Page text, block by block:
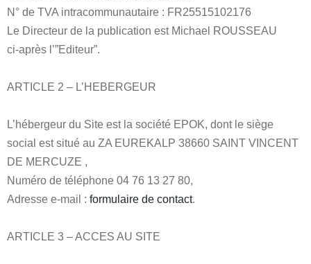
N° de TVA intracommunautaire : FR25515102176
Le Directeur de la publication est Michael ROUSSEAU
ci-après l’”Editeur”.
ARTICLE 2 – L’HEBERGEUR
L’hébergeur du Site est la société EPOK, dont le siège
social est situé au ZA EUREKALP 38660 SAINT VINCENT
DE MERCUZE ,
Numéro de téléphone 04 76 13 27 80,
Adresse e-mail : formulaire de contact.
ARTICLE 3 – ACCES AU SITE